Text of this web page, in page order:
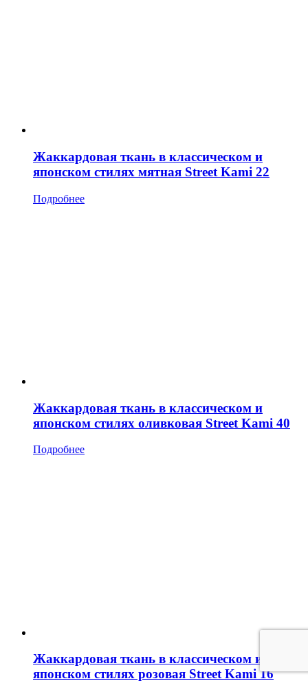
Жаккардовая ткань в классическом и
японском стилях мятная Street Kami 22
Подробнее
Жаккардовая ткань в классическом и
японском стилях оливковая Street Kami 40
Подробнее
Жаккардовая ткань в классическом и
японском стилях розовая Street Kami 16